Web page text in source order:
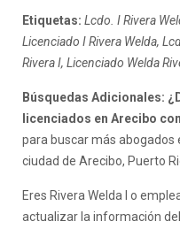
Etiquetas: Lcdo. I Rivera
Licenciado I Rivera Welda,
Rivera I, Licenciado Welda
Búsquedas Adicionales:
licenciados en Arecibo
para buscar más abogados
ciudad de Arecibo, Puerto
Eres Rivera Welda I o
actualizar la información